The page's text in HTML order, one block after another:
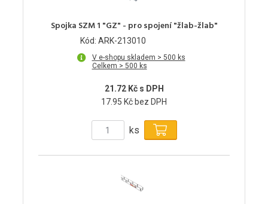
Spojka SZM 1 "GZ" - pro spojení "žlab-žlab"
Kód: ARK-213010
V e-shopu skladem > 500 ks
Celkem > 500 ks
21.72 Kč s DPH
17.95 Kč bez DPH
ks